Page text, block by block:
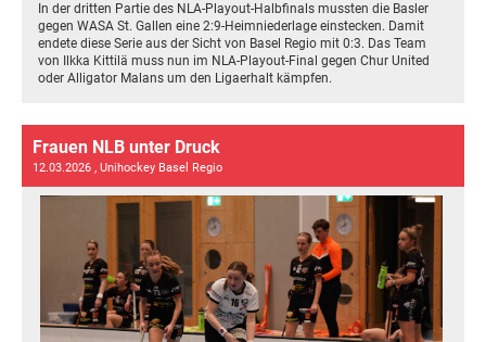
In der dritten Partie des NLA-Playout-Halbfinals mussten die Basler
gegen WASA St. Gallen eine 2:9-Heimniederlage einstecken. Damit
endete diese Serie aus der Sicht von Basel Regio mit 0:3. Das Team
von Ilkka Kittilä muss nun im NLA-Playout-Final gegen Chur United
oder Alligator Malans um den Ligaerhalt kämpfen.
Frauen NLB unter Druck
12.03.2026 , Unihockey Basel Regio